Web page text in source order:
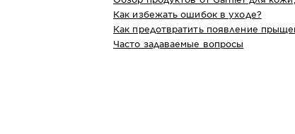
Как избежать ошибок в уходе?
Как предотвратить появление
Часто задаваемые вопросы